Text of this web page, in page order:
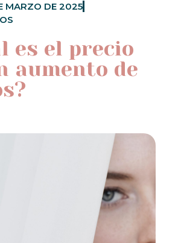
MARZO DE 2025
es el precio
aumento de